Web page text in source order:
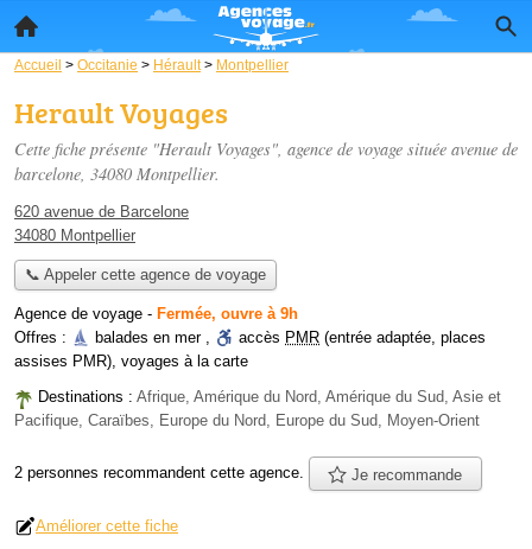
Accueil > Occitanie > Hérault > Montpellier
Herault Voyages
Cette fiche présente "Herault Voyages", agence de voyage située avenue de
barcelone, 34080 Montpellier.
620 avenue de Barcelone
34080 Montpellier
📞 Appeler cette agence de voyage
Agence de voyage - Fermée, ouvre à 9h
Offres :
balades en mer , accès PMR (entrée adaptée, places
assises PMR), voyages à la carte
Destinations : Afrique, Amérique du Nord, Amérique du Sud, Asie et
Pacifique, Caraïbes, Europe du Nord, Europe du Sud, Moyen-Orient
2 personnes recommandent cette agence. Je recommande
Améliorer cette fiche